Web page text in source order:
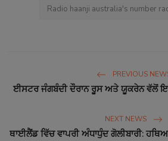
Radio haanji australia's number
PREVIOUS
ਈਸਟਰ ਜੰਗਬੰਦੀ ਦੌਰਾਨ ਰੂਸ ਅਤੇ ਯੂਕਰੇਨ ਵੱਲੋਂ
NEXT NEWS
ਥਾਈਲੈਂਡ ਵਿੱਚ ਵਾਪਰੀ ਅੰਧਾਧੁੰਦ ਗੋਲੀਬਾਰੀ: